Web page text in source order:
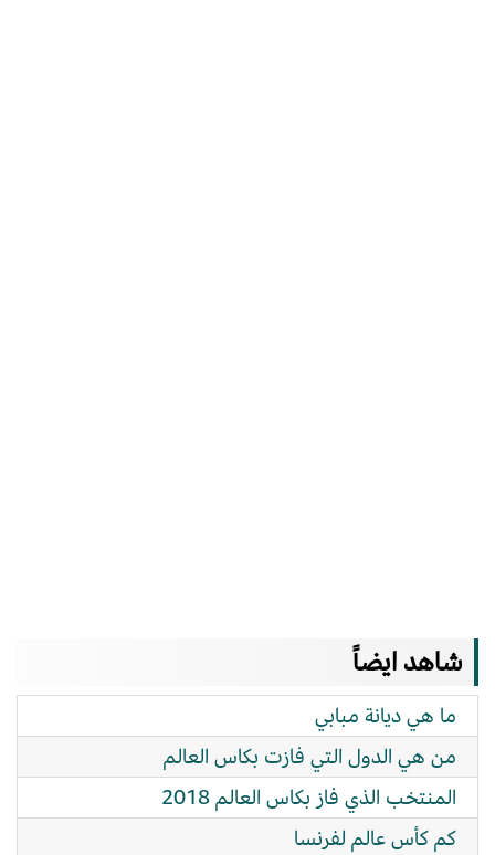
شاهد ايضاً
ما هي ديانة مبابي
من هي الدول التي فازت بكاس العالم
المنتخب الذي فاز بكاس العالم 2018
كم كأس عالم لفرنسا